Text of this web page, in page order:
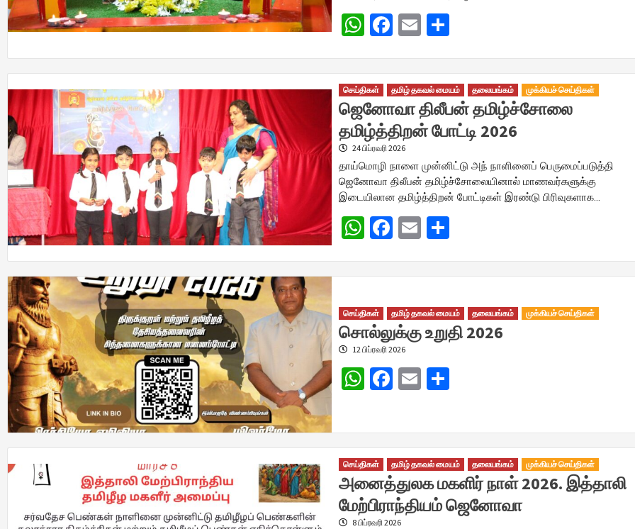
WhatsApp
Facebook
Email
செய்திகள் தமிழ் தகவல் மையம் தலையங்கம் முக்கியச் செய்திகள்
ஜெனோவா திலீபன் தமிழ்ச்சோலை
தமிழ்த்திறன் போட்டி 2026
24 பிப்ரவரி 2026
தாய்மொழி நாளை முன்னிட்டு அந் நாளினைப் பெருமைப்படுத்தி
ஜெனோவா திலீபன் தமிழ்ச்சோலையினால் மாணவர்களுக்கு
இடையிலான தமிழ்த்திறன் போட்டிகள் இரண்டு பிரிவுகளாக…
WhatsApp
Facebook
Email
செய்திகள் தமிழ் தகவல் மையம் தலையங்கம் முக்கியச் செய்திகள்
சொல்லுக்கு உறுதி 2026
12 பிப்ரவரி 2026
WhatsApp
Facebook
Email
செய்திகள் தமிழ் தகவல் மையம் தலையங்கம் முக்கியச் செய்திகள்
அனைத்துலக மகளிர் நாள் 2026. இத்தாலி
மேற்பிராந்தியம் ஜெனோவா
8 பிப்ரவரி 2026